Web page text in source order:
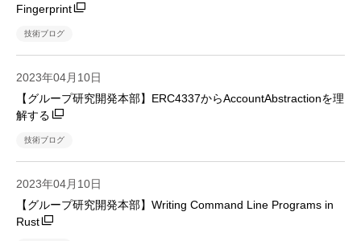
Fingerprint
技術ブログ
2023年04月10日
【グループ研究開発本部】ERC4337からAccountAbstractionを理
解する
技術ブログ
2023年04月10日
【グループ研究開発本部】Writing Command Line Programs in
Rust